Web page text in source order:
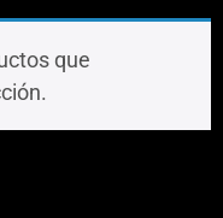
que